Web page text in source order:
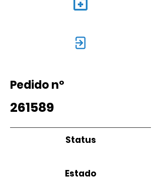
Pedido nº
261589
Status
Estado